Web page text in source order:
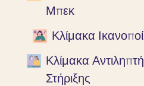
Μπεκ
Κλίμακα
Κλίμακα
Στήριξης